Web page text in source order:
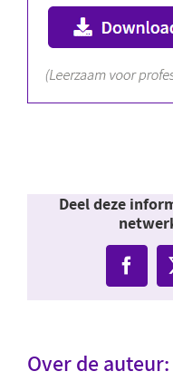
Deel deze
Over de auteur: